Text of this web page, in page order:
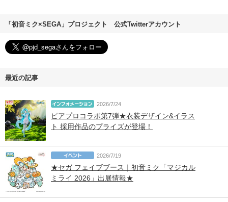
「初音ミク×SEGA」プロジェクト 公式Twitterアカウント
最近の記事
2026/7/24
ピアプロコラボ第7弾★衣装デザイン&イラス
ト 採用作品のプライズが登場！
2026/7/19
★セガ フェイブブース｜初音ミク「マジカル
ミライ 2026」出展情報★